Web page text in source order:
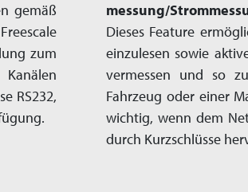
gemäß
zum
RS232,
messung/
Dieses Feature
einzulesen sowie
vermessen und so
Fahrzeug oder einer
wichtig, wenn dem
durch Kurz­schlüsse